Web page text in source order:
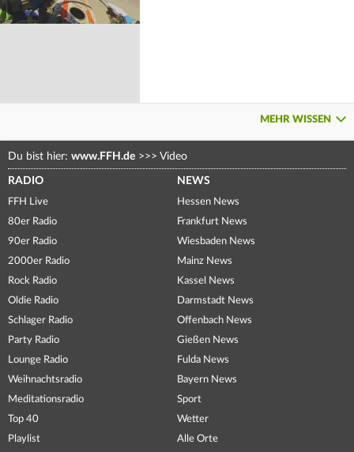
MEHR WISSEN
Du bist hier: www.FFH.de >>> Video
RADIO
FFH Live
80er Radio
90er Radio
2000er Radio
Rock Radio
Oldie Radio
Schlager Radio
Party Radio
Lounge Radio
Weihnachtsradio
Meditationsradio
Top 40
Playlist
NEWS
Hessen News
Frankfurt News
Wiesbaden News
Mainz News
Kassel News
Darmstadt News
Offenbach News
Gießen News
Fulda News
Bayern News
Sport
Wetter
Alle Orte